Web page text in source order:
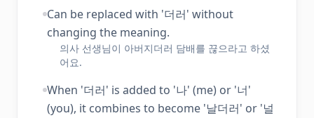
Can be replaced with '더러' without
changing the meaning.
의사 선생님이 아버지더러 담배를 끊으라고 하셨
어요.
When '더러' is added to '나' (me) or '너'
(you), it combines to become '날더러' or '널